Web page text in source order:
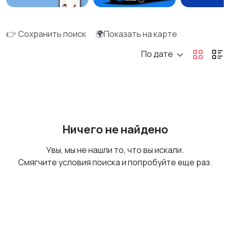
👉 Сохранить поиск
🌍Показать на карте
По дате
Ничего не найдено
Увы, мы не нашли то, что вы искали.
Смягчите условия поиска и попробуйте еще раз.